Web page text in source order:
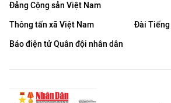
Đảng Cộng sản Việt Nam
Thông tấn xã Việt Nam
Đài
Báo điện tử Quân đội nhân dân